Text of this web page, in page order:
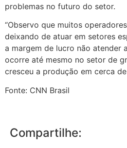
problemas no futuro do setor.
“Observo que muitos
deixando de atuar em setores
a margem de lucro não atender
ocorre até mesmo no setor de
cresceu a produção em cerca de
Fonte: CNN Brasil
Compartilhe: